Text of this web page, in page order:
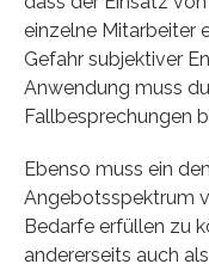
einzelne Mitarbeiter
Gefahr subjektiver
Anwendung muss
Fallbesprechungen
Ebenso muss ein
Angebotsspektrum
Bedarfe erfüllen zu
andererseits auch